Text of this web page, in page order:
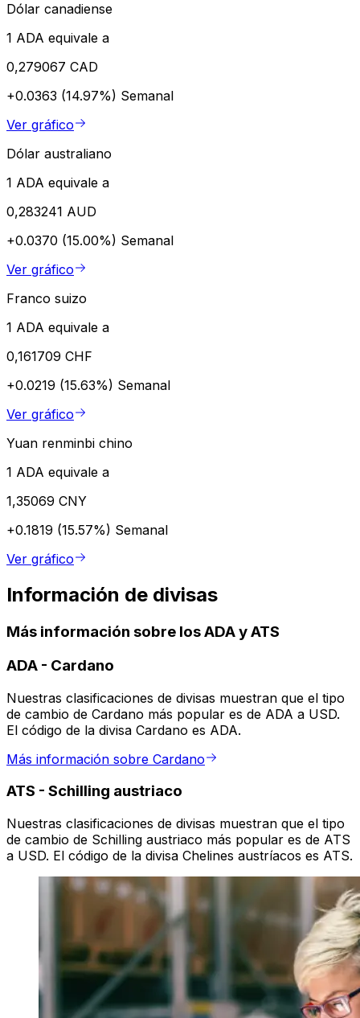
Dólar canadiense
1 ADA equivale a
0,279067 CAD
+0.0363 (14.97%) Semanal
Ver gráfico
Dólar australiano
1 ADA equivale a
0,283241 AUD
+0.0370 (15.00%) Semanal
Ver gráfico
Franco suizo
1 ADA equivale a
0,161709 CHF
+0.0219 (15.63%) Semanal
Ver gráfico
Yuan renminbi chino
1 ADA equivale a
1,35069 CNY
+0.1819 (15.57%) Semanal
Ver gráfico
Información de divisas
Más información sobre los ADA y ATS
ADA - Cardano
Nuestras clasificaciones de divisas muestran que el tipo
de cambio de Cardano más popular es de ADA a USD.
El código de la divisa Cardano es ADA.
Más información sobre Cardano
ATS - Schilling austriaco
Nuestras clasificaciones de divisas muestran que el tipo
de cambio de Schilling austriaco más popular es de ATS
a USD. El código de la divisa Chelines austríacos es ATS.